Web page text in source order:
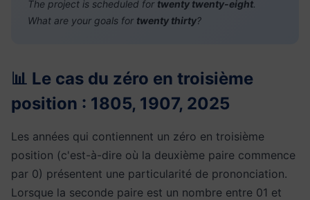
The project is scheduled for twenty twenty-eight.
What are your goals for twenty thirty?
📊 Le cas du zéro en troisième
position : 1805, 1907, 2025
Les années qui contiennent un zéro en troisième
position (c'est-à-dire où la deuxième paire commence
par 0) présentent une particularité de prononciation.
Lorsque la seconde paire est un nombre entre 01 et